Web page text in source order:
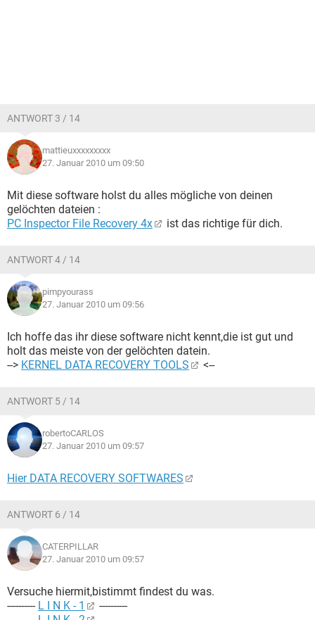
ANTWORT 3 / 14
mattieuxxxxxxxxx
27. Januar 2010 um 09:50
Mit diese software holst du alles mögliche von deinen
gelöchten dateien :
PC Inspector File Recovery 4x
ist das richtige für dich.
ANTWORT 4 / 14
pimpyourass
27. Januar 2010 um 09:56
Ich hoffe das ihr diese software nicht kennt,die ist gut und
holt das meiste von der gelöchten datein.
--> KERNEL DATA RECOVERY TOOLS <--
ANTWORT 5 / 14
robertoCARLOS
27. Januar 2010 um 09:57
Hier DATA RECOVERY SOFTWARES
ANTWORT 6 / 14
CATERPILLAR
27. Januar 2010 um 09:57
Versuche hiermit,bistimmt findest du was.
---------- L I N K - 1
----------